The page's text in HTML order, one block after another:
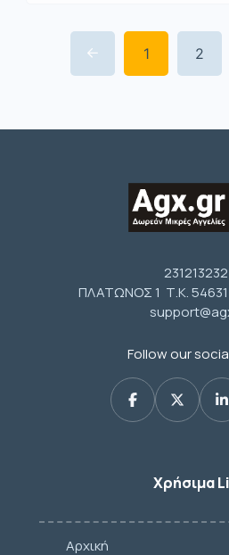
1 2
ΠΛΑΤΩΝΟΣ 1 Τ.Κ.
Follow our
Χρήσιμα
Αρχική